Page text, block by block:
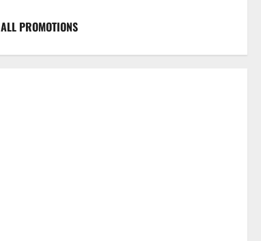
ALL PROMOTIONS